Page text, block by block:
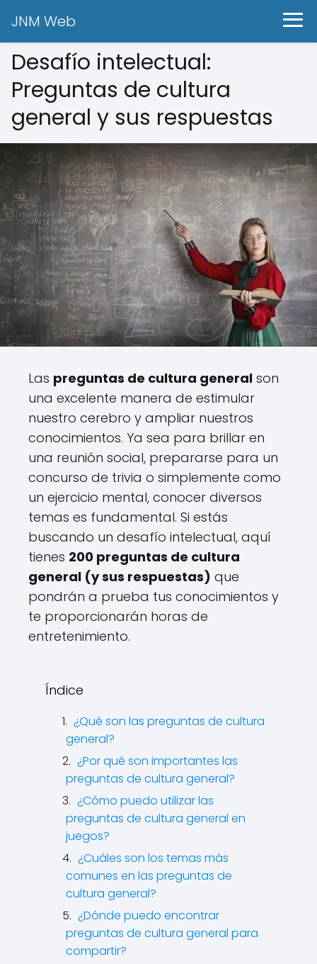
JNM Web
Desafío intelectual:
Preguntas de cultura
general y sus respuestas
Las preguntas de cultura general son
una excelente manera de estimular
nuestro cerebro y ampliar nuestros
conocimientos. Ya sea para brillar en
una reunión social, prepararse para un
concurso de trivia o simplemente como
un ejercicio mental, conocer diversos
temas es fundamental. Si estás
buscando un desafío intelectual, aquí
tienes 200 preguntas de cultura
general (y sus respuestas) que
pondrán a prueba tus conocimientos y
te proporcionarán horas de
entretenimiento.
Índice
¿Qué son las preguntas de cultura
general?
¿Por qué son importantes las
preguntas de cultura general?
¿Cómo puedo utilizar las
preguntas de cultura general en
juegos?
¿Cuáles son los temas más
comunes en las preguntas de
cultura general?
¿Dónde puedo encontrar
preguntas de cultura general para
compartir?